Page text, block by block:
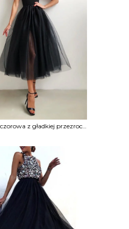
Suknia wieczorowa z gładkiej przezroczystej siateczki na ramiączkach spaghetti sukienka Isedore